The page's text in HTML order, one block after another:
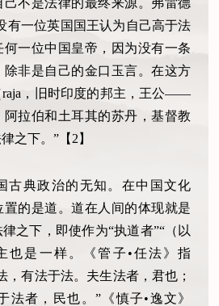
有一位英国国王认为自己高于法
一位中国皇帝，因为没有一条
非是自己的金口玉言。在这方
raja，旧时印度的邦主，王公——
拉伯和土耳其的苏丹，基督教
之下。”【2】
古典政治的无知。在中国文化
的是道。道在人间的体现就是
之下，即使作为“执道者”“（以
也是一样。《管子•任法》指
，有法于法。夫生法者，君也；
法者，民也。”《慎子•逸文》